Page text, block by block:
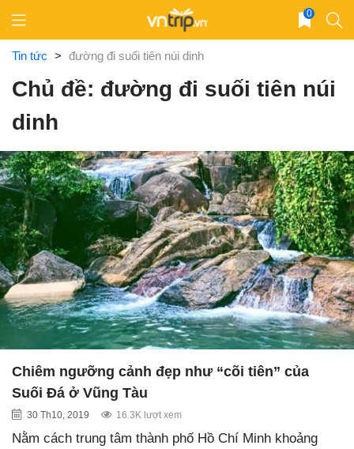
content
0
Tin tức > đường đi suối tiên núi dinh
Chủ đề: đường đi suối tiên núi
dinh
Chiêm ngưỡng cảnh đẹp như “cõi tiên” của
Suối Đá ở Vũng Tàu
30 Th10, 2019 16.3K lượt xem
Nằm cách trung tâm thành phố Hồ Chí Minh khoảng